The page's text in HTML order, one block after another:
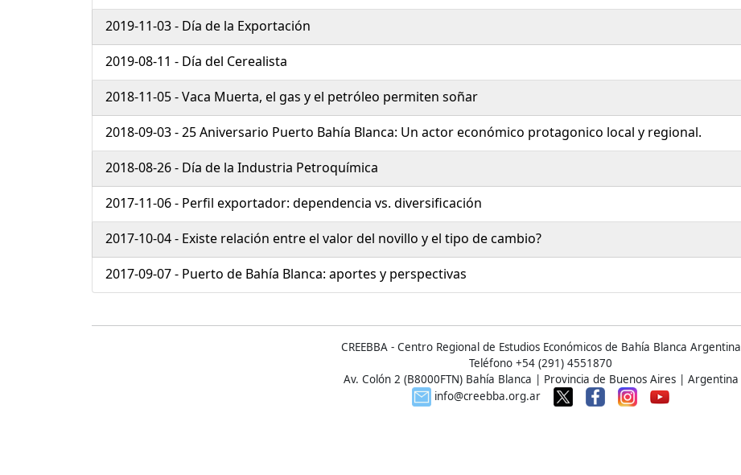
2019-11-03 - Día de la Exportación
2019-08-11 - Día del Cerealista
2018-11-05 - Vaca Muerta, el gas y el petróleo permiten soñar
2018-09-03 - 25 Aniversario Puerto Bahía Blanca: Un actor económico protagonico local y regional.
2018-08-26 - Día de la Industria Petroquímica
2017-11-06 - Perfil exportador: dependencia vs. diversificación
2017-10-04 - Existe relación entre el valor del novillo y el tipo de cambio?
2017-09-07 - Puerto de Bahía Blanca: aportes y perspectivas
CREEBBA - Centro Regional de Estudios Económicos de Bahía Blanca Argentina
Teléfono +54 (291) 4551870
Av. Colón 2 (B8000FTN) Bahía Blanca | Provincia de Buenos Aires | Argentina
info@creebba.org.ar